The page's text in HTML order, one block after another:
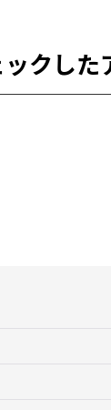
クした